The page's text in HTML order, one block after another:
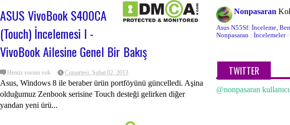
ASUS VivoBook S400CA
(Touch) İncelemesi I -
VivoBook Ailesine Genel Bir Bakış
Henüz yorum yok Cumartesi, Şubat 02, 2013
Asus, Windows 8 ile beraber ürün portföyünü güncelledi. Aşina
olduğumuz Zenbook serisine Touch desteği gelirken diğer
yandan yeni ürü...
Nonpasaran
Asus N55Sf: İnceleme,
Nonpasaran : İncelemeler·
TWITTER
@nonpasaran